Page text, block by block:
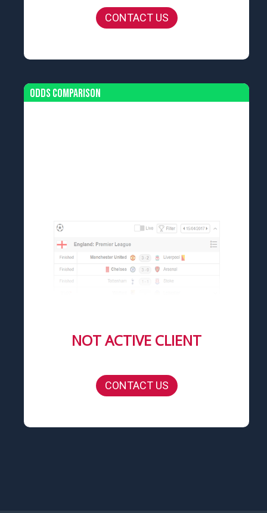
CONTACT US
Odds Comparison
NOT ACTIVE CLIENT
CONTACT US